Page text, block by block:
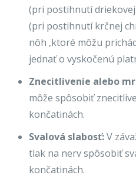
(pri postihnutí
(pri postihnutí krčnej
nôh ,ktoré môžu
jednať o vyskočenú
Znecitlivenie alebo
môže spôsobiť
končatinách.
Svalová slabosť:V
tlak na nerv spôsobiť
končatinách.